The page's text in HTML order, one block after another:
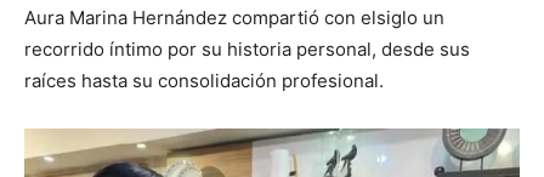
Aura Marina Hernández compartió con elsiglo un
recorrido íntimo por su historia personal, desde sus
raíces hasta su consolidación profesional.